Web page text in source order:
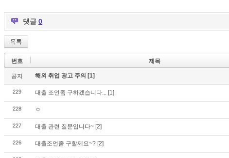
댓글 0
목록
번호 제목
공지 해외 취업 광고 주의 [1]
229 대출 조언좀 구하겠습니다... [1]
228 ㅇ
227 대출 관련 질문입니다~ [2]
226 대출조언좀 구할께요~? [2]